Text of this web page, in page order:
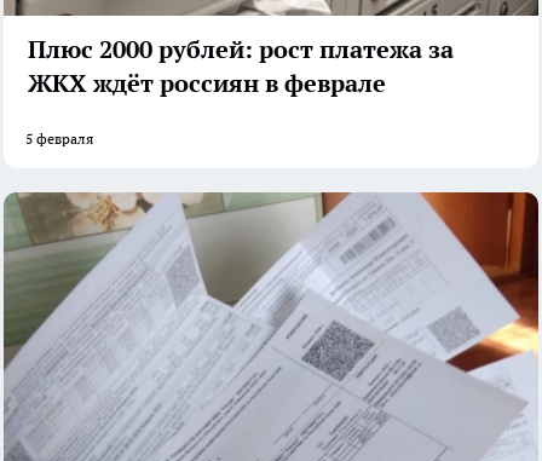
Плюс 2000 рублей: рост платежа за
ЖКХ ждёт россиян в феврале
5 февраля